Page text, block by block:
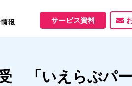
理
機能
サービス一覧
制作実績
ホームページ制作実績
報
グ 資料ダウンロ
サービス資料
「いえらぶパ